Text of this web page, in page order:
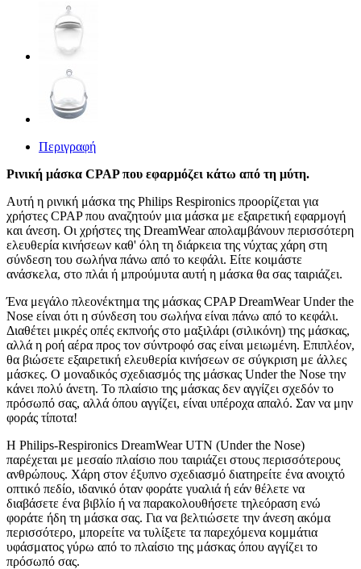
Περιγραφή
Ρινική μάσκα CPAP που εφαρμόζει κάτω από τη μύτη.
Αυτή η ρινική μάσκα της Philips Respironics προορίζεται για
χρήστες CPAP που αναζητούν μια μάσκα με εξαιρετική εφαρμογή
και άνεση. Οι χρήστες της DreamWear απολαμβάνουν περισσότερη
ελευθερία κινήσεων καθ' όλη τη διάρκεια της νύχτας χάρη στη
σύνδεση του σωλήνα πάνω από το κεφάλι. Είτε κοιμάστε
ανάσκελα, στο πλάι ή μπρούμυτα αυτή η μάσκα θα σας ταιριάζει.
Ένα μεγάλο πλεονέκτημα της μάσκας CPAP DreamWear Under the
Nose είναι ότι η σύνδεση του σωλήνα είναι πάνω από το κεφάλι.
Διαθέτει μικρές οπές εκπνοής στο μαξιλάρι (σιλικόνη) της μάσκας,
αλλά η ροή αέρα προς τον σύντροφό σας είναι μειωμένη. Επιπλέον,
θα βιώσετε εξαιρετική ελευθερία κινήσεων σε σύγκριση με άλλες
μάσκες. Ο μοναδικός σχεδιασμός της μάσκας Under the Nose την
κάνει πολύ άνετη. Το πλαίσιο της μάσκας δεν αγγίζει σχεδόν το
πρόσωπό σας, αλλά όπου αγγίζει, είναι υπέροχα απαλό. Σαν να μην
φοράς τίποτα!
Η Philips-Respironics DreamWear UTN (Under the Nose)
παρέχεται με μεσαίο πλαίσιο που ταιριάζει στους περισσότερους
ανθρώπους. Χάρη στον έξυπνο σχεδιασμό διατηρείτε ένα ανοιχτό
οπτικό πεδίο, ιδανικό όταν φοράτε γυαλιά ή εάν θέλετε να
διαβάσετε ένα βιβλίο ή να παρακολουθήσετε τηλεόραση ενώ
φοράτε ήδη τη μάσκα σας. Για να βελτιώσετε την άνεση ακόμα
περισσότερο, μπορείτε να τυλίξετε τα παρεχόμενα κομμάτια
υφάσματος γύρω από το πλαίσιο της μάσκας όπου αγγίζει το
πρόσωπό σας.